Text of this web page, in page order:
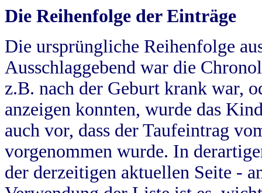
Die Reihenfolge der Einträge
Die ursprüngliche Reihenfolge
Ausschlaggebend war die
z.B. nach der Geburt krank war,
anzeigen konnten, wurde das
auch vor, dass der Taufeintrag
vorgenommen wurde. In
der derzeitigen aktuellen Seite -